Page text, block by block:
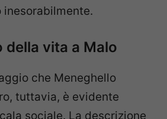
della vita a Malo
che Meneghello
tuttavia, è evidente
sociale. La descrizione